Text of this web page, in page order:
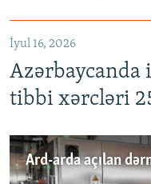
İyul 16, 2026
Azərbaycanda
tibbi xərcləri